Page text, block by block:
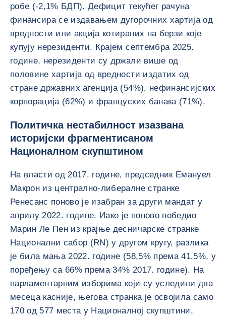
робе (-2,1% БДП). Дефицит текућег рачуна
финансира се издавањем дугорочних хартија од
вредности или акција котираних на берзи које
купују нерезиденти. Крајем септембра 2025.
године, нерезиденти су држали више од
половине хартија од вредности издатих од
стране државних агенција (54%), нефинансијских
корпорација (62%) и француских банака (71%).
Политичка нестабилност изазвана
историјски фрагментисаном
Националном скупштином
На власти од 2017. године, председник Емануел
Макрон из централно-либералне странке
Ренесанс поново је изабран за други мандат у
априлу 2022. године. Иако је поново победио
Марин Ле Пен из крајње десничарске странке
Национални сабор (RN) у другом кругу, разлика
је била мања 2022. године (58,5% према 41,5%, у
поређењу са 66% према 34% 2017. године). На
парламентарним изборима који су уследили два
месеца касније, његова странка је освојила само
170 од 577 места у Националној скупштини,